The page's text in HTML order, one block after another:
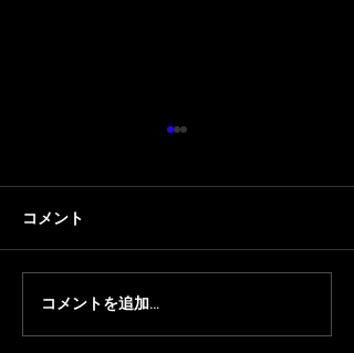
【VALORANT】Killgraveが
SOLEILGAMING
コメント
コメントを追加…